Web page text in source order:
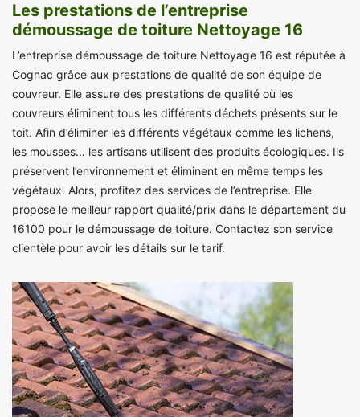
Les prestations de l’entreprise
démoussage de toiture Nettoyage 16
L’entreprise démoussage de toiture Nettoyage 16 est réputée à
Cognac grâce aux prestations de qualité de son équipe de
couvreur. Elle assure des prestations de qualité où les
couvreurs éliminent tous les différents déchets présents sur le
toit. Afin d’éliminer les différents végétaux comme les lichens,
les mousses… les artisans utilisent des produits écologiques. Ils
préservent l’environnement et éliminent en même temps les
végétaux. Alors, profitez des services de l’entreprise. Elle
propose le meilleur rapport qualité/prix dans le département du
16100 pour le démoussage de toiture. Contactez son service
clientèle pour avoir les détails sur le tarif.